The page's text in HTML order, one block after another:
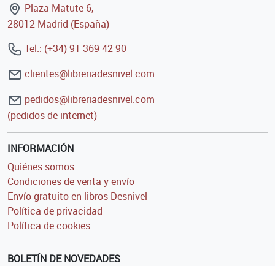
Plaza Matute 6,
28012 Madrid (España)
Tel.: (+34) 91 369 42 90
clientes@libreriadesnivel.com
pedidos@libreriadesnivel.com
(pedidos de internet)
INFORMACIÓN
Quiénes somos
Condiciones de venta y envío
Envío gratuito en libros Desnivel
Política de privacidad
Política de cookies
BOLETÍN DE NOVEDADES